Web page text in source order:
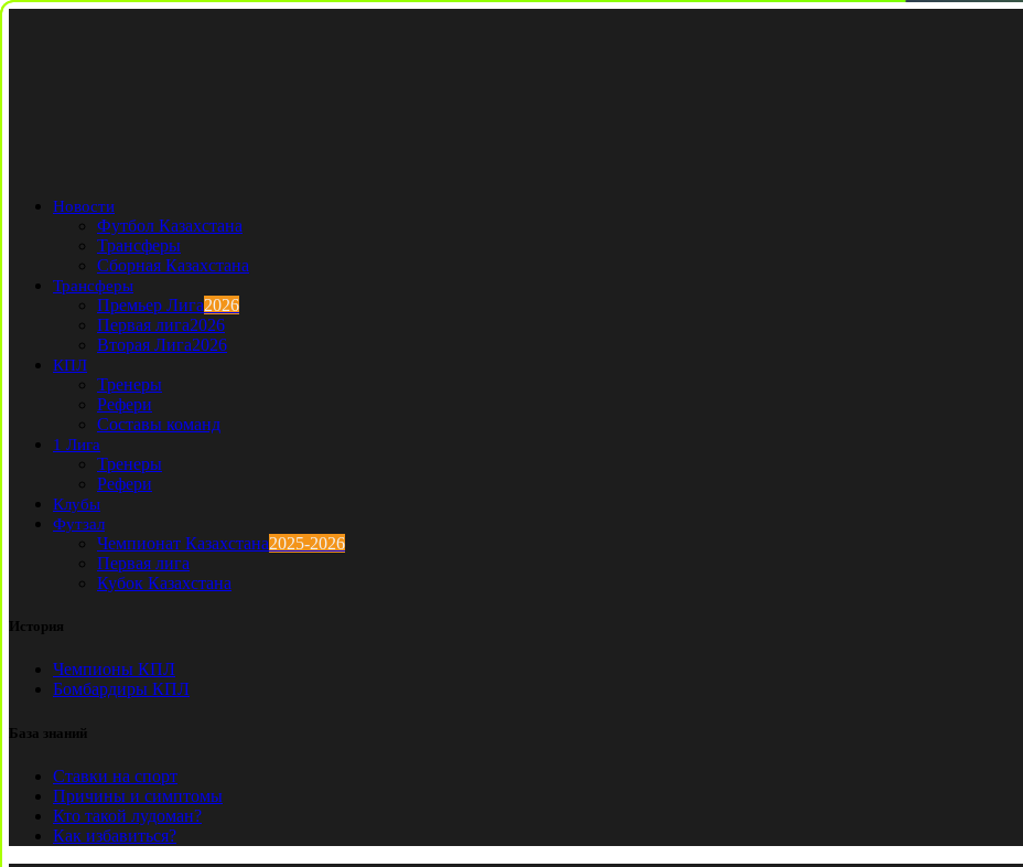
Новости
Футбол Казахстана
Трансферы
Сборная Казахстана
Трансферы
Премьер Лига2026
Первая лига2026
Вторая Лига2026
КПЛ
Тренеры
Рефери
Составы команд
1 Лига
Тренеры
Рефери
Клубы
Футзал
Чемпионат Казахстана2025-2026
Первая лига
Кубок Казахстана
История
Чемпионы КПЛ
Бомбардиры КПЛ
База знаний
Ставки на спорт
Причины и симптомы
Кто такой лудоман?
Как избавиться?